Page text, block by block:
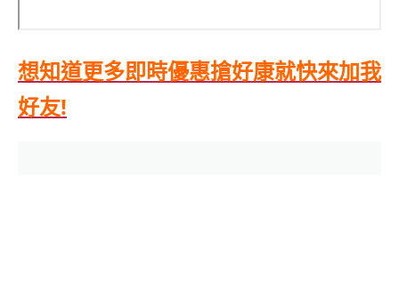
想知道更多即時優惠搶好康就快來加我
好友!